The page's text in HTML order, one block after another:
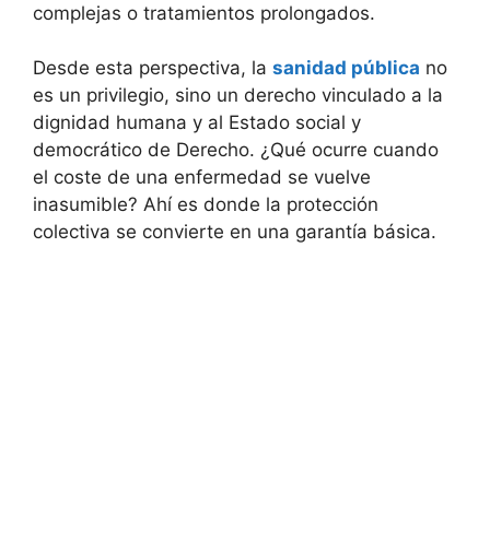
complejas o tratamientos prolongados.
Desde esta perspectiva, la sanidad pública no
es un privilegio, sino un derecho vinculado a la
dignidad humana y al Estado social y
democrático de Derecho. ¿Qué ocurre cuando
el coste de una enfermedad se vuelve
inasumible? Ahí es donde la protección
colectiva se convierte en una garantía básica.